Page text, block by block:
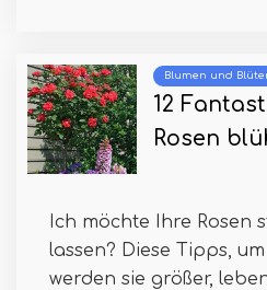
Blumen und
12
Rosen
Ich möchte Ihre Rosen
lassen? Diese Tipps,
werden sie größer,